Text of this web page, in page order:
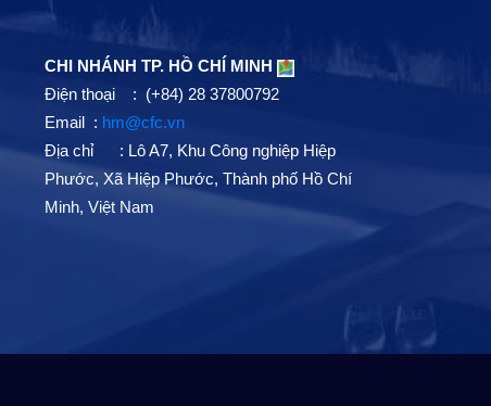
CHI NHÁNH TP. HỒ CHÍ MINH
Điện thoại : (+84) 28 37800792
Email : hm@cfc.vn
Địa chỉ : Lô A7, Khu Công nghiệp Hiệp
Phước, Xã Hiệp Phước, Thành phố Hồ Chí
Minh, Việt Nam